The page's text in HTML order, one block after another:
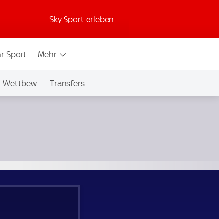
Sky Sport erleben
Sport Mehr
Wettbew. Transfers